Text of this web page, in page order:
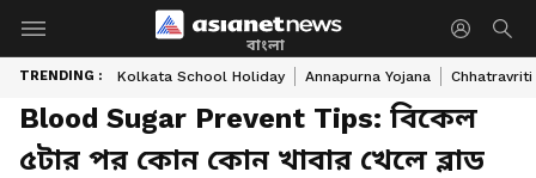
বাংলা
TRENDING : Kolkata School Holiday Annapurna Yojana Chhatravriti
Blood Sugar Prevent Tips: বিকেল
৫টার পর কোন কোন খাবার খেলে ব্লাড